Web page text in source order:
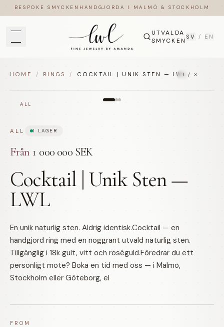
BESPOKE SMYCKEN HANDGJORDA I MALMÖ & STOCKHOLM
UTVALDA
SMYCKEN SV / EN
HOME / RINGS / COCKTAIL | UNIK STEN — LWL
ALL
1 / 3
ALL I LAGER
Från 1 000 000 SEK
Cocktail | Unik Sten —
LWL
En unik naturlig sten. Aldrig identisk.Cocktail — en
handgjord ring med en noggrant utvald naturlig sten.
Tillgänglig i 18k gult, vitt och roséguld.Föredrar du ett
personligt möte? Boka en tid med oss — i Malmö,
Stockholm eller Göteborg, el
FROM